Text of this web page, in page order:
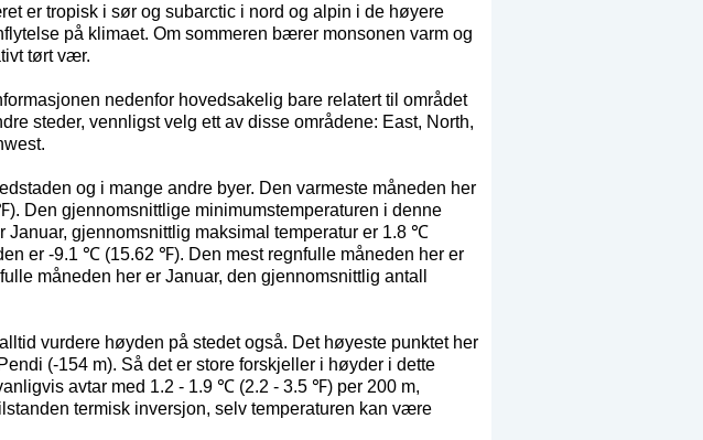
er tropisk i sør og subarctic i nord og alpin i de høyere
på klimaet. Om sommeren bærer monsonen varm og
tørt vær.
nedenfor hovedsakelig bare relatert til området
steder, vennligst velg ett av disse områdene: East, North,
.
og i mange andre byer. Den varmeste måneden her
Den gjennomsnittlige minimumstemperaturen i denne
gjennomsnittlig maksimal temperatur er 1.8 ℃
er -9.1 ℃ (15.62 ℉). Den mest regnfulle måneden her er
måneden her er Januar, den gjennomsnittlig antall
vurdere høyden på stedet også. Det høyeste punktet her
(-154 m). Så det er store forskjeller i høyder i dette
avtar med 1.2 - 1.9 ℃ (2.2 - 3.5 ℉) per 200 m,
termisk inversjon, selv temperaturen kan være